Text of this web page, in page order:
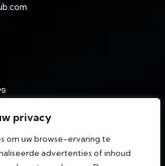
privacy
om uw browse-ervaring te
advertenties of inhoud
op